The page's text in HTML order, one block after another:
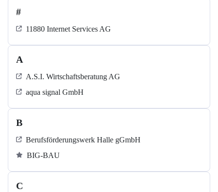
#
11880 Internet Services AG
A
A.S.I. Wirtschaftsberatung AG
aqua signal GmbH
B
Berufsförderungswerk Halle gGmbH
BIG-BAU
C